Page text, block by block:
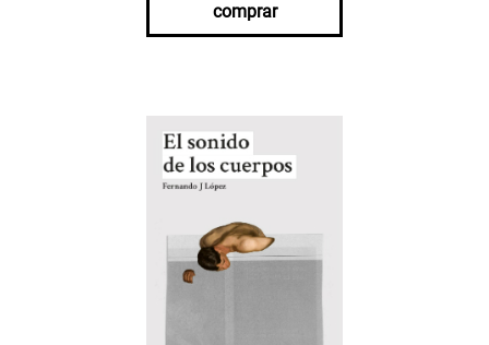
comprar